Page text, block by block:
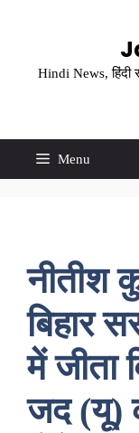
Hindi News, हिंदी
Menu
नीतीश
बिहार
में जीता
जद (यू)